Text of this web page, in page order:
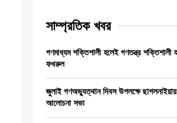
সাম্প্রতিক খবর
গণমাধ্যম শক্তিশালী হলেই গণতন্ত্র শক্তিশালী
ফখরুল
জুলাই গণঅভ্যুত্থান দিবস উপলক্ষে
আলোচনা সভা